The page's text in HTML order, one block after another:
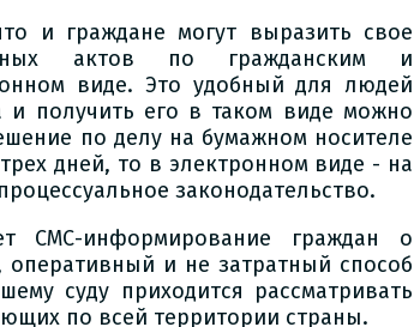
и граждане могут выразить свое
актов по гражданским и
виде. Это удобный для людей
и получить его в таком виде можно
по делу на бумажном носителе
дней, то в электронном виде - на
законодательство.
СМС-информирование граждан о
оперативный и не затратный способ
суду приходится рассматривать
по всей территории страны.